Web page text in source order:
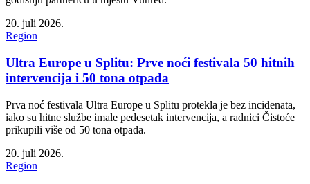
20. juli 2026.
Region
Ultra Europe u Splitu: Prve noći festivala 50 hitnih
intervencija i 50 tona otpada
Prva noć festivala Ultra Europe u Splitu protekla je bez incidenata,
iako su hitne službe imale pedesetak intervencija, a radnici Čistoće
prikupili više od 50 tona otpada.
20. juli 2026.
Region